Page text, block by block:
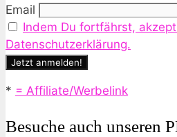
Email
Indem Du fortfährst,
Datenschutzerklärung.
* = Affiliate/Werbelink
Besuche auch unseren